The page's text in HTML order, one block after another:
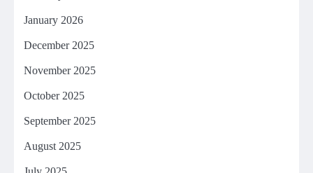
January 2026
December 2025
November 2025
October 2025
September 2025
August 2025